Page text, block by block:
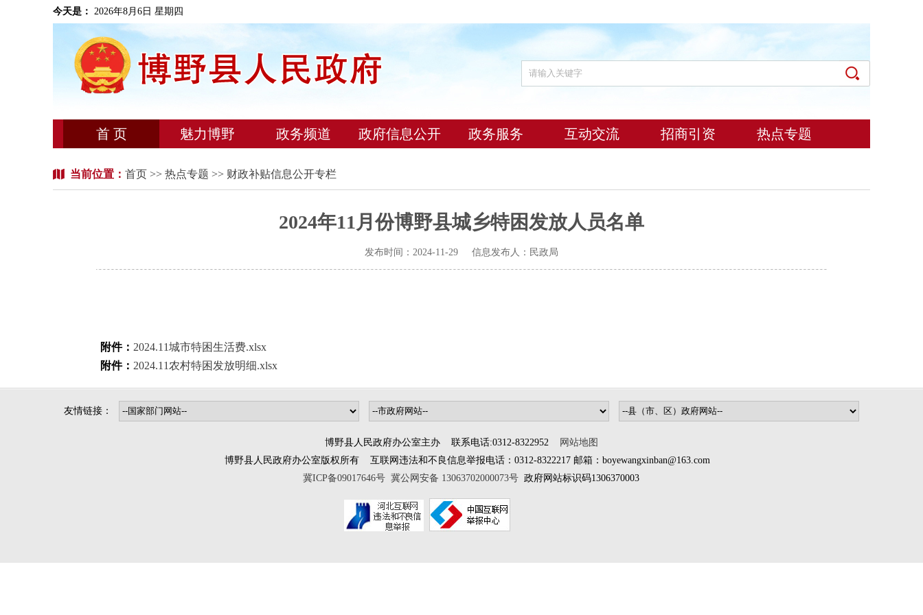
今天是： 2026年8月6日 星期四
首 页 魅力博野 政务频道 政府信息公开 政务服务 互动交流 招商引资 热点专题
当前位置： 首页 >> 热点专题 >> 财政补贴信息公开专栏
2024年11月份博野县城乡特困发放人员名单
发布时间：2024-11-29 信息发布人：民政局
附件： 2024.11城市特困生活费.xlsx
附件： 2024.11农村特困发放明细.xlsx
友情链接：
博野县人民政府办公室主办 联系电话:0312-8322952
网站地图
博野县人民政府办公室版权所有 互联网违法和不良信息举报电话：0312-8322217 邮箱：boyewangxinban@163.com
冀ICP备09017646号 冀公网安备 13063702000073号 政府网站标识码1306370003